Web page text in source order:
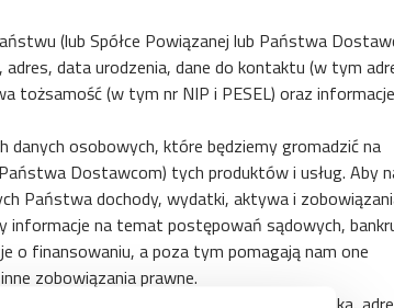
(lub Spółce Powiązanej lub Państwa
data urodzenia, dane do kontaktu (w tym
tożsamość (w tym nr NIP i PESEL) oraz
osobowych, które będziemy gromadzić na
Dostawcom) tych produktów i usług. Aby
Państwa dochody, wydatki, aktywa i
na temat postępowań sądowych,
o finansowaniu, a poza tym pomagają nam one
zobowiązania prawne.